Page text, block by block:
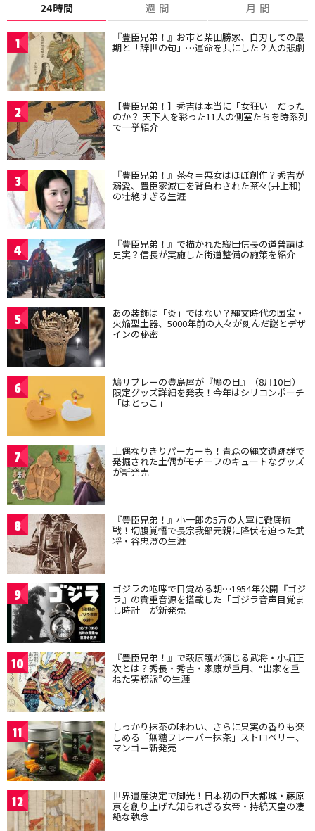
24時間 週 間 月 間
1 『豊臣兄弟！』お市と柴田勝家、自刃しての最
期と「辞世の句」…運命を共にした２人の悲劇
2 【豊臣兄弟！】秀吉は本当に「女狂い」だった
のか？ 天下人を彩った11人の側室たちを時系列
で一挙紹介
3 『豊臣兄弟！』茶々＝悪女はほぼ創作？秀吉が
溺愛、豊臣家滅亡を背負わされた茶々(井上和)
の壮絶すぎる生涯
4 『豊臣兄弟！』で描かれた織田信長の道普請は
史実？信長が実施した街道整備の施策を紹介
5 あの装飾は「炎」ではない？縄文時代の国宝・
火焔型土器、5000年前の人々が刻んだ謎とデザ
インの秘密
6 鳩サブレーの豊島屋が『鳩の日』（8月10日）
限定グッズ詳細を発表！今年はシリコンポーチ
「はとっこ」
7 土偶なりきりパーカーも！青森の縄文遺跡群で
発掘された土偶がモチーフのキュートなグッズ
が新発売
8 『豊臣兄弟！』小一郎の5万の大軍に徹底抗
戦！切腹覚悟で長宗我部元親に降伏を迫った武
将・谷忠澄の生涯
9 ゴジラの咆哮で目覚める朝…1954年公開『ゴジ
ラ』の貴重音源を搭載した「ゴジラ音声目覚ま
し時計」が新発売
10 『豊臣兄弟！』で萩原護が演じる武将・小堀正
次とは？秀長・秀吉・家康が重用、“出家を重
ねた実務派”の生涯
11 しっかり抹茶の味わい、さらに果実の香りも楽
しめる「無糖フレーバー抹茶」ストロベリー、
マンゴー新発売
12 世界遺産決定で脚光！日本初の巨大都城・藤原
京を創り上げた知られざる女帝・持統天皇の凄
絶な執念